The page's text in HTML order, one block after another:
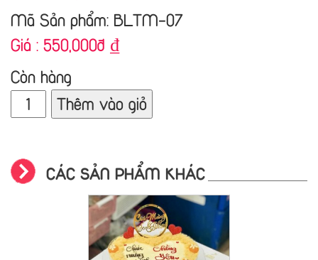
Mã Sản phẩm: BLTM-07
Giá : 550,000đ ₫
Còn hàng
Thêm vào giỏ
CÁC SẢN PHẨM KHÁC